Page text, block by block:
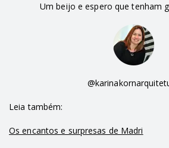
Um beijo e espero que tenham
Leia também:
Os encantos e surpresas de Madri